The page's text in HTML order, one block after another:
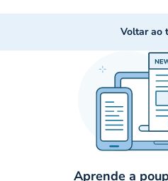
Voltar ao
Aprende a